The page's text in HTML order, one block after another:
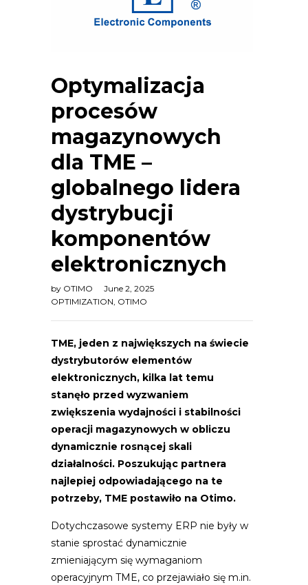
Optymalizacja
procesów
magazynowych
dla TME –
globalnego lidera
dystrybucji
komponentów
elektronicznych
by OTIMO
June 2, 2025
OPTIMIZATION, OTIMO
TME, jeden z największych na świecie
dystrybutorów elementów
elektronicznych, kilka lat temu
stanęło przed wyzwaniem
zwiększenia wydajności i stabilności
operacji magazynowych w obliczu
dynamicznie rosnącej skali
działalności. Poszukując partnera
najlepiej odpowiadającego na te
potrzeby, TME postawiło na Otimo.
Dotychczasowe systemy ERP nie były w
stanie sprostać dynamicznie
zmieniającym się wymaganiom
operacyjnym TME, co przejawiało się m.in.